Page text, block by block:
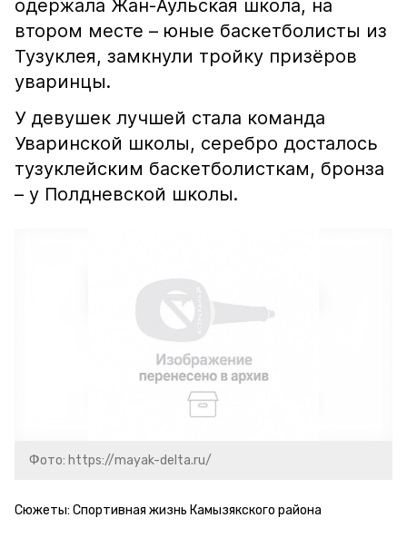
одержала Жан-Аульская школа, на
втором месте – юные баскетболисты из
Тузуклея, замкнули тройку призёров
уваринцы.
У девушек лучшей стала команда
Уваринской школы, серебро досталось
тузуклейским баскетболисткам, бронза
– у Полдневской школы.
Фото: https://mayak-delta.ru/
Сюжеты: Спортивная жизнь Камызякского района